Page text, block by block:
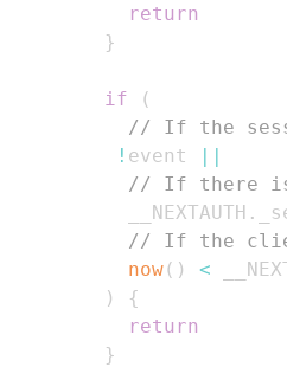
return
}
if
(
// If the
! event
||
// If there is
          __NEXTAUTH
.
// If the
now( ) <
)
{
return
}